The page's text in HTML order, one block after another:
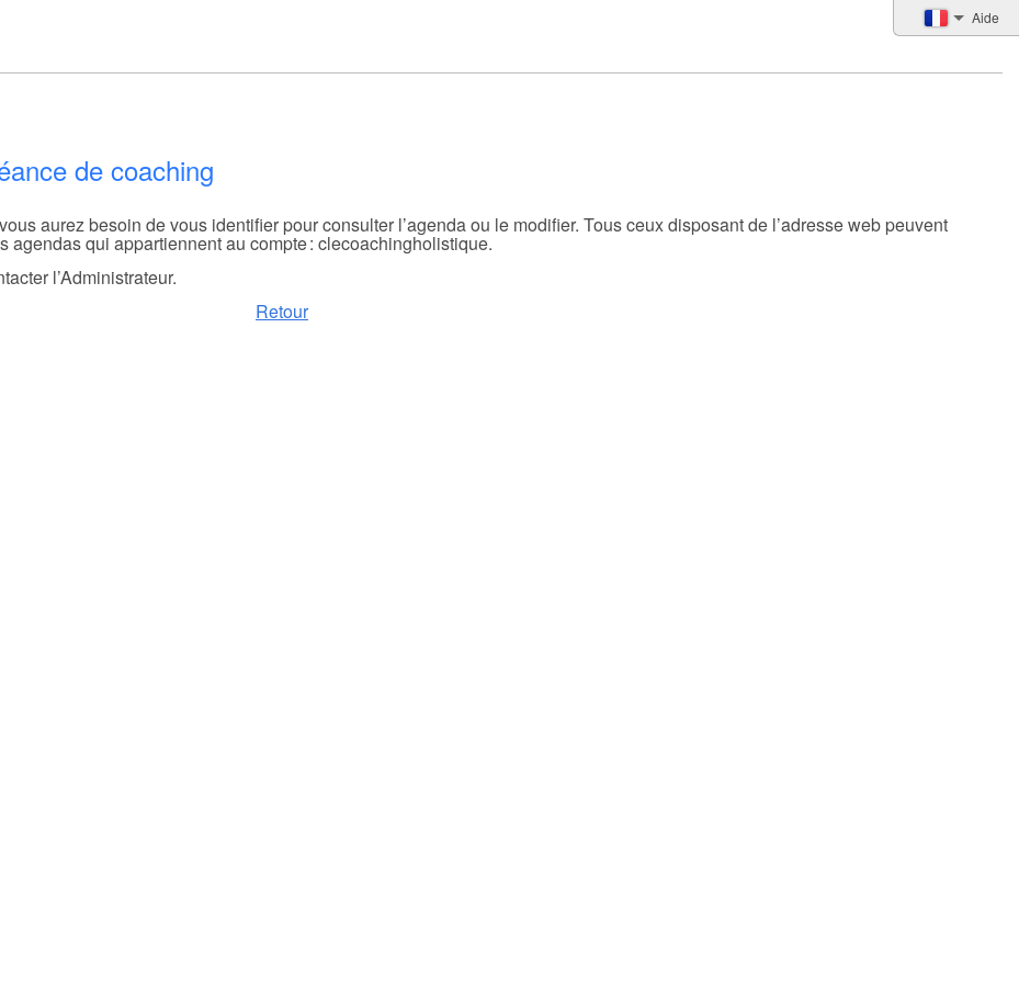
Aide
de coaching
aurez besoin de vous identifier pour consulter l’agenda ou le modifier. Tous ceux disposant de l’adresse web peuvent
agendas qui appartiennent au compte : clecoachingholistique.
l’Administrateur.
Retour